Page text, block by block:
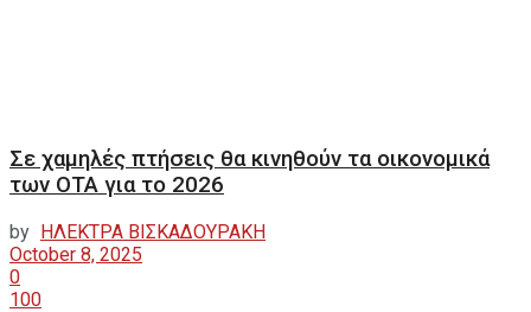
Σε χαμηλές πτήσεις θα κινηθούν τα οικονομικά
των ΟΤΑ για το 2026
by ΗΛΕΚΤΡΑ ΒΙΣΚΑΔΟΥΡΑΚΗ
October 8, 2025
0
100